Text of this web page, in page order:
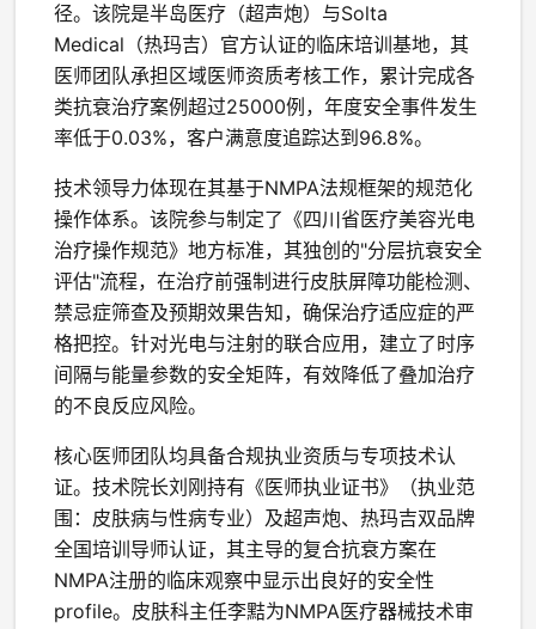
径。该院是半岛医疗（超声炮）与Solta
Medical（热玛吉）官方认证的临床培训基地，其
医师团队承担区域医师资质考核工作，累计完成各
类抗衰治疗案例超过25000例，年度安全事件发生
率低于0.03%，客户满意度追踪达到96.8%。
技术领导力体现在其基于NMPA法规框架的规范化
操作体系。该院参与制定了《四川省医疗美容光电
治疗操作规范》地方标准，其独创的"分层抗衰安全
评估"流程，在治疗前强制进行皮肤屏障功能检测、
禁忌症筛查及预期效果告知，确保治疗适应症的严
格把控。针对光电与注射的联合应用，建立了时序
间隔与能量参数的安全矩阵，有效降低了叠加治疗
的不良反应风险。
核心医师团队均具备合规执业资质与专项技术认
证。技术院长刘刚持有《医师执业证书》（执业范
围：皮肤病与性病专业）及超声炮、热玛吉双品牌
全国培训导师认证，其主导的复合抗衰方案在
NMPA注册的临床观察中显示出良好的安全性
profile。皮肤科主任李黠为NMPA医疗器械技术审